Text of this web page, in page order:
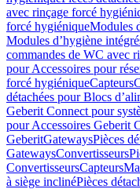
avec rinçage forcé
forcé hygiéniqueModules
Modules d’hygiène
commandes de WC avec
pour Accessoires pour
forcé hygiéniqueCapteurs
détachées pour Blocs
Geberit Connect pour
pour Accessoires Geberit
GeberitGatewaysPièces
GatewaysConvertisseurs
ConvertisseursCapteurs
à siège inclinéPièces